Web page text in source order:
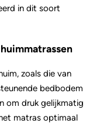
in dit soort
zoals die van
bedbodem
om druk gelijkmatig
matras optimaal